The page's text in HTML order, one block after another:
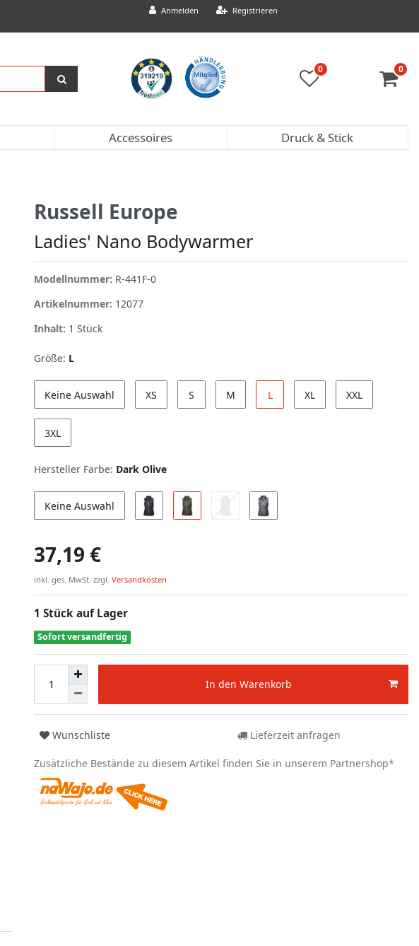
Anmelden Registrieren
0 0
Accessoires Druck & Stick
Russell Europe
Ladies' Nano Bodywarmer
Modellnummer: R-441F-0
Artikelnummer: 12077
Inhalt: 1 Stück
Größe: L
Keine Auswahl XS S M L XL XXL
3XL
Hersteller Farbe: Dark Olive
Keine Auswahl
37,19 €
inkl. ges. MwSt. zzgl. Versandkosten
1 Stück auf Lager
Sofort versandfertig
In den Warenkorb
Wunschliste Lieferzeit anfragen
Zusätzliche Bestände zu diesem Artikel finden Sie in unserem Partnershop*